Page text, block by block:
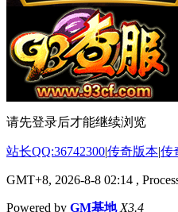
请先登录后才能继续浏览
站长QQ:36742300|传奇版本|传
GMT+8, 2026-8-8 02:14 ,
Powered by GM基地 X3.4